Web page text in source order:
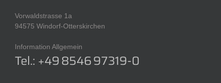
Vorwaldstrasse 1a
94575 Windorf-Otterskirchen
Information Allgemein
Tel.: +49 8546 97319-0